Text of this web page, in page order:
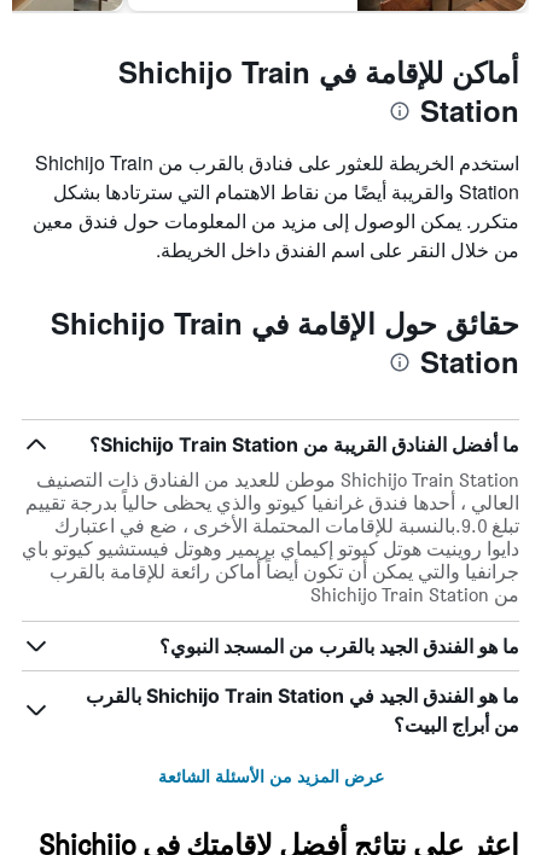
أماكن للإقامة في Shichijo Train
Station
استخدم الخريطة للعثور على فنادق بالقرب من Shichijo Train
Station والقريبة أيضًا من نقاط الاهتمام التي سترتادها بشكل
متكرر. يمكن الوصول إلى مزيد من المعلومات حول فندق معين
من خلال النقر على اسم الفندق داخل الخريطة.
حقائق حول الإقامة في Shichijo Train
Station
ما أفضل الفنادق القريبة من Shichijo Train Station؟
Shichijo Train Station موطن للعديد من الفنادق ذات التصنيف
العالي ، أحدها فندق غرانفيا كيوتو والذي يحظى حالياً بدرجة تقييم
تبلغ 9.0.بالنسبة للإقامات المحتملة الأخرى ، ضع في اعتبارك
دايوا روينيت هوتل كيوتو إكيماي بريمير وهوتل فيستشيو كيوتو باي
جرانفيا والتي يمكن أن تكون أيضاً أماكن رائعة للإقامة بالقرب
من Shichijo Train Station
ما هو الفندق الجيد بالقرب من المسجد النبوي؟
ما هو الفندق الجيد في Shichijo Train Station بالقرب
من أبراج البيت؟
عرض المزيد من الأسئلة الشائعة
اعثر على نتائج أفضل لإقامتك في Shichijo